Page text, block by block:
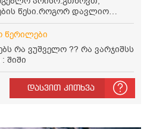
წესი.როგორ დავლიო
ლეიკოციტები მაქვს
ლეიკოციტების დონეს
წერილები
რა ვუშველო ?? რა ვარჯიშსს
შიში
დასვით კითხვა